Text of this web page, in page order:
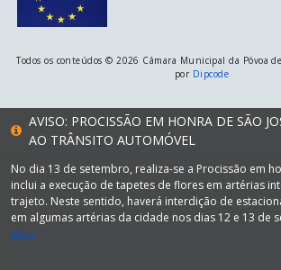
Todos os conteúdos © 2026 Câmara Municipal da Póvoa
por Dipcode
AVISO: PROCISSÃO EM HONRA DE SÃO
AO TRÂNSITO AUTOMÓVEL
No dia 13 de setembro, realiza-se a Procissão em
inclui a execução de tapetes de flores em artérias
trajeto. Neste sentido, haverá interdição de
em algumas artérias da cidade nos dias 12 e 13 de
aqui.